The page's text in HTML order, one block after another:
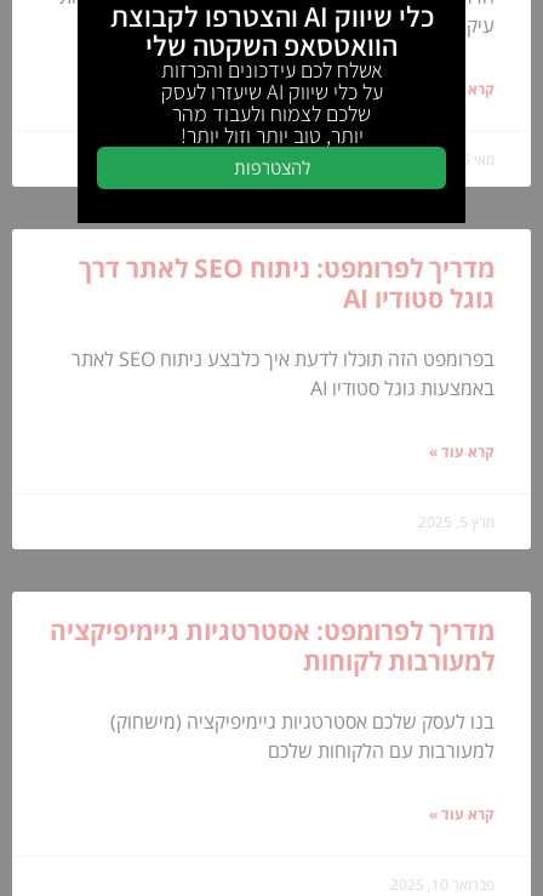
עיקריות:
שיטת Chain of Draft (CoD) היא
קרא עוד »
מאי 5, 2025
מדריך לפרומפט: ניתוח SEO לאתר דרך
גוגל סטודיו AI
בפרומפט הזה תוכלו לדעת איך כלבצע ניתוח SEO לאתר
באמצעות גוגל סטודיו AI
קרא עוד »
מרץ 5, 2025
מדריך לפרומפט: אסטרטגיות גיימיפיקציה
למעורבות לקוחות
בנו לעסק שלכם אסטרטגיות גיימיפיקציה (מישחוק)
למעורבות עם הלקוחות שלכם
קרא עוד »
פברואר 10, 2025
כלי שיווק AI והצטרפו לקבוצת
הוואטסאפ השקטה שלי
אשלח לכם עידכונים והכרזות
על כלי שיווק AI שיעזרו לעסק
שלכם לצמוח ולעבוד מהר
יותר, טוב יותר וזול יותר!
להצטרפות